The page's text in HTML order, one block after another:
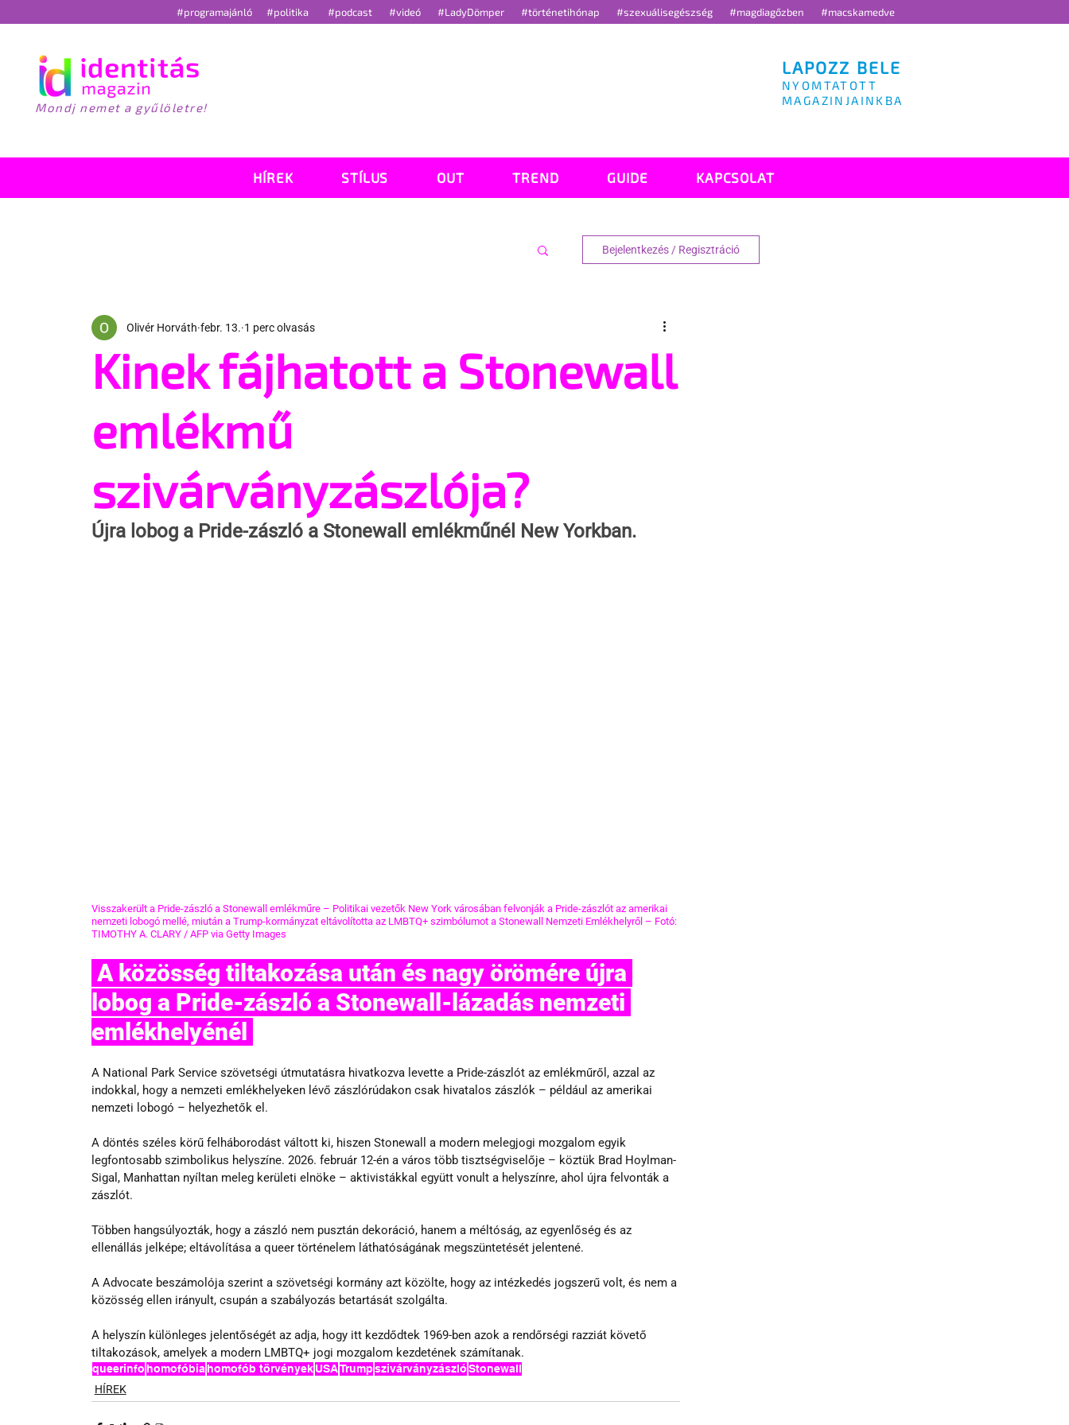
#programajánló #politika #podcast #videó #LadyDömper #történetihónap #szexuálisegészség #magdiagőzben #macskamedve
Mondj nemet a gyűlöletre!
LAPOZZ BELE
NYOMTATOTT
MAGAZINJAINKBA
HÍREK STÍLUS OUT TREND GUIDE KAPCSOLAT
Bejelentkezés / Regisztráció
Kinek fájhatott a Stonewall
emlékmű
szivárványzászlója?
Olivér Horváth febr. 13. 1 perc olvasás
Újra lobog a Pride-zászló a Stonewall emlékműnél New Yorkban.
Visszakerült a Pride-zászló a Stonewall emlékműre – Politikai vezetők New York városában felvonják a Pride-zászlót az amerikai
nemzeti lobogó mellé, miután a Trump-kormányzat eltávolította az LMBTQ+ szimbólumot a Stonewall Nemzeti Emlékhelyről – Fotó:
TIMOTHY A. CLARY / AFP via Getty Images
lobog a Pride-zászló a Stonewall-lázadás nemzeti
emlékhelyénél
A National Park Service szövetségi útmutatásra hivatkozva levette a Pride-zászlót az emlékműről, azzal az
indokkal, hogy a nemzeti emlékhelyeken lévő zászlórúdakon csak hivatalos zászlók – például az amerikai
nemzeti lobogó – helyezhetők el.
A döntés széles körű felháborodást váltott ki, hiszen Stonewall a modern melegjogi mozgalom egyik
legfontosabb szimbolikus helyszíne. 2026. február 12-én a város több tisztségviselője – köztük Brad Hoylman-
Sigal, Manhattan nyíltan meleg kerületi elnöke – aktivistákkal együtt vonult a helyszínre, ahol újra felvonták a
zászlót.
Többen hangsúlyozták, hogy a zászló nem pusztán dekoráció, hanem a méltóság, az egyenlőség és az
ellenállás jelképe; eltávolítása a queer történelem láthatóságának megszüntetését jelentené.
A Advocate beszámolója szerint a szövetségi kormány azt közölte, hogy az intézkedés jogszerű volt, és nem a
közösség ellen irányult, csupán a szabályozás betartását szolgálta.
A helyszín különleges jelentőségét az adja, hogy itt kezdődtek 1969-ben azok a rendőrségi razziát követő
tiltakozások, amelyek a modern LMBTQ+ jogi mozgalom kezdetének számítanak.
queerinfohomofóbiahomofób törvények USATrumpszivárványzászlóStonewall
HÍREK